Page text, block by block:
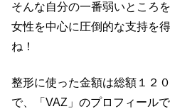
そんな自分の一番弱いところ
女性を中心に圧倒的な支持を
ね！
整形に使った金額は総額１２
で、「VAZ」のプロフィール